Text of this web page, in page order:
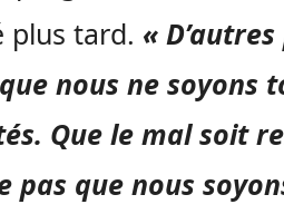
plus tard. «
nous ne soyons
Que le mal soit
pas que nous